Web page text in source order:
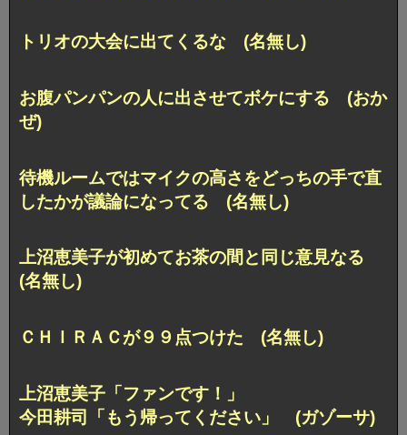
トリオの大会に出てくるな (名無し)
お腹パンパンの人に出させてボケにする (おか
ぜ)
待機ルームではマイクの高さをどっちの手で直
したかが議論になってる (名無し)
上沼恵美子が初めてお茶の間と同じ意見なる
(名無し)
ＣＨＩＲＡＣが９９点つけた (名無し)
上沼恵美子「ファンです！」
今田耕司「もう帰ってください」 (ガゾーサ)